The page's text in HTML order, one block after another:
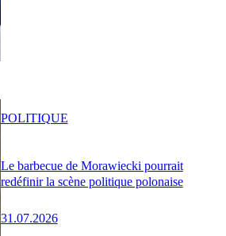
Le barbecue de Morawiecki pourrait
redéfinir la scène politique polonaise
31.07.2026
POLITIQUE